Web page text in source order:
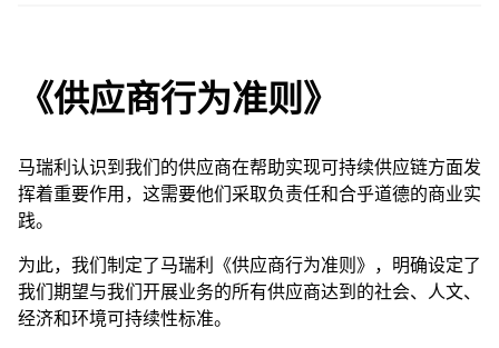
《供应商行为准则》
马瑞利认识到我们的供应商在帮助实现可持续供应链方面发
挥着重要作用，这需要他们采取负责任和合乎道德的商业实
践。
为此，我们制定了马瑞利《供应商行为准则》，明确设定了
我们期望与我们开展业务的所有供应商达到的社会、人文、
经济和环境可持续性标准。